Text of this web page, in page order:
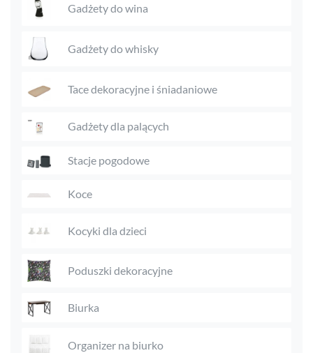
Gadżety do wina
Gadżety do whisky
Tace dekoracyjne i śniadaniowe
Gadżety dla palących
Stacje pogodowe
Koce
Kocyki dla dzieci
Poduszki dekoracyjne
Biurka
Organizer na biurko